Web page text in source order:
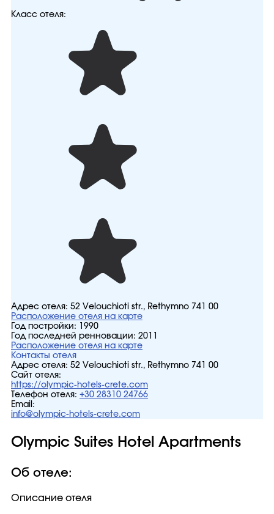
Класс отеля:
Адрес отеля: 52 Velouchioti str., Rethymno 741 00
Расположение отеля на карте
Год постройки:
1990
Год последней ренновации: 2011
Расположение отеля на карте
Контакты отеля
Адрес отеля: 52 Velouchioti str., Rethymno 741 00
Сайт отеля:
https://olympic-hotels-crete.com
Телефон отеля: +30 28310 24766
Email:
info@olympic-hotels-crete.com
Olympic Suites Hotel Apartments
Об отеле:
Описание отеля